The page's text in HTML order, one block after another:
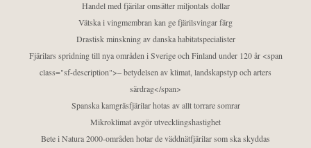
Handel med fjärilar omsätter miljontals dollar
Vätska i vingmembran kan ge fjärilsvingar färg
Drastisk minskning av danska habitatspecialister
Fjärilars spridning till nya områden i Sverige och Finland under 120 år <span
class="sf-description">– betydelsen av klimat, landskapstyp och arters
särdrag</span>
Spanska kamgräsfjärilar hotas av allt torrare somrar
Mikroklimat avgör utvecklingshastighet
Bete i Natura 2000-områden hotar de väddnätfjärilar som ska skyddas